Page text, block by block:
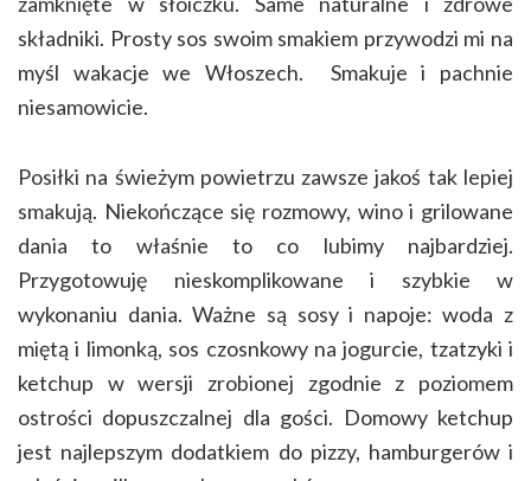
składniki. Prosty sos swoim smakiem przywodzi mi na
myśl wakacje we Włoszech. Smakuje i pachnie
niesamowicie.
Posiłki na świeżym powietrzu zawsze jakoś tak lepiej
smakują. Niekończące się rozmowy, wino i grilowane
dania to właśnie to co lubimy najbardziej.
Przygotowuję nieskomplikowane i szybkie w
wykonaniu dania. Ważne są sosy i napoje: woda z
miętą i limonką, sos czosnkowy na jogurcie, tzatzyki i
ketchup w wersji zrobionej zgodnie z poziomem
ostrości dopuszczalnej dla gości. Domowy ketchup
jest najlepszym dodatkiem do pizzy, hamburgerów i